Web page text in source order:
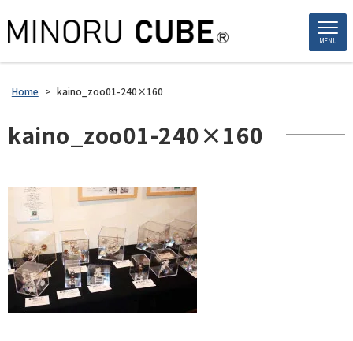
MENU
Home > kaino_zoo01-240×160
kaino_zoo01-240×160